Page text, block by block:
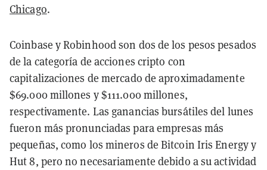
Chicago.
Coinbase y Robinhood son dos de los pesos pesados
de la categoría de acciones cripto con
capitalizaciones de mercado de aproximadamente
$69.000 millones y $111.000 millones,
respectivamente. Las ganancias bursátiles del lunes
fueron más pronunciadas para empresas más
pequeñas, como los mineros de Bitcoin Iris Energy y
Hut 8, pero no necesariamente debido a su actividad